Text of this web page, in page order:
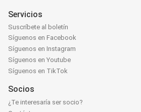
Servicios
Suscríbete al boletín
Síguenos en Facebook
Síguenos en Instagram
Síguenos en Youtube
Síguenos en TikTok
Socios
¿Te interesaría ser socio?